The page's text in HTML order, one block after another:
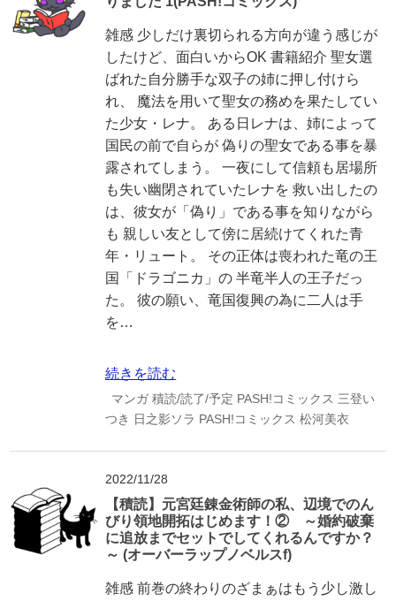
雑感 少しだけ裏切られる方向が違う感じが
したけど、面白いからOK 書籍紹介 聖女選
ばれた自分勝手な双子の姉に押し付けら
れ、 魔法を用いて聖女の務めを果たしてい
た少女・レナ。 ある日レナは、姉によって
国民の前で自らが 偽りの聖女である事を暴
露されてしまう。 一夜にして信頼も居場所
も失い幽閉されていたレナを 救い出したの
は、彼女が「偽り」である事を知りながら
も 親しい友として傍に居続けてくれた青
年・リュート。 その正体は喪われた竜の王
国「ドラゴニカ」の 半竜半人の王子だっ
た。 彼の願い、竜国復興の為に二人は手
を…
続きを読む
マンガ 積読/読了/予定 PASH!コミックス 三登い
つき 日之影ソラ PASH!コミックス 松河美衣
2022/11/28
【積読】元宮廷錬金術師の私、辺境でのん
びり領地開拓はじめます！② ～婚約破棄
に追放までセットでしてくれるんですか？
～ (オーバーラップノベルスf)
雑感 前巻の終わりのざまぁはもう少し激し